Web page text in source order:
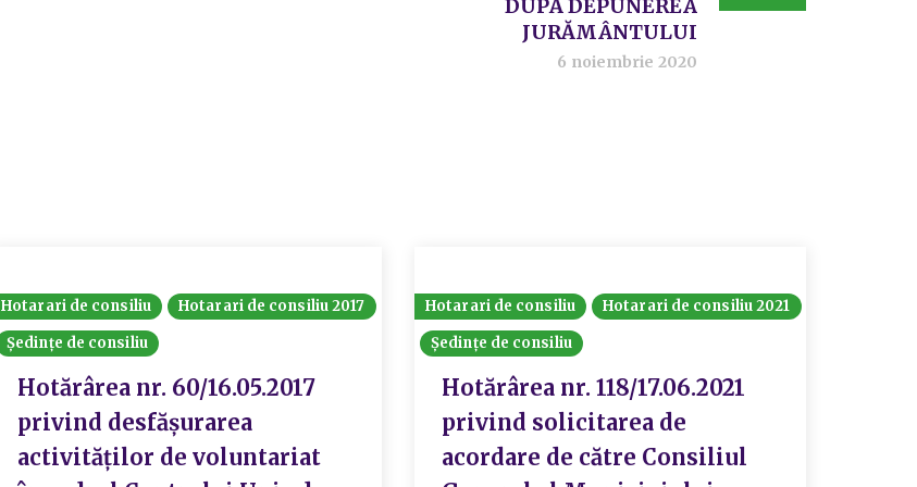
DUPĂ DEPUNEREA
JURĂMÂNTULUI
6 noiembrie 2020
Hotarari de consiliu
Hotarari de consiliu 2017
Ședințe de consiliu
Hotărârea nr. 60/16.05.2017
privind desfășurarea
activităților de voluntariat
Hotarari de consiliu
Hotarari de consiliu 2021
Ședințe de consiliu
Hotărârea nr. 118/17.06.2021
privind solicitarea de
acordare de către Consiliul